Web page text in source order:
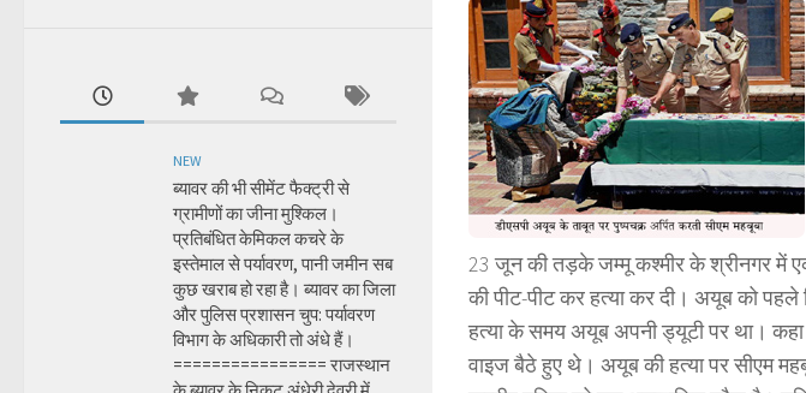
23 जून की तड़के जम्मू कश्मीर के श्रीनगर में एक
की पीट-पीट कर हत्या कर दी। अयूब को पहले
हत्या के समय अयूब अपनी ड्यूटी पर था। कहा
वाइज बैठे हुए थे। अयूब की हत्या पर सीएम
NEW
ब्यावर की भी सीमेंट फैक्ट्री से
ग्रामीणों का जीना मुश्किल।
प्रतिबंधित केमिकल कचरे के
इस्तेमाल से पर्यावरण, पानी जमीन सब
कुछ खराब हो रहा है। ब्यावर का जिला
और पुलिस प्रशासन चुप: पर्यावरण
विभाग के अधिकारी तो अंधे हैं।
================ राजस्थान